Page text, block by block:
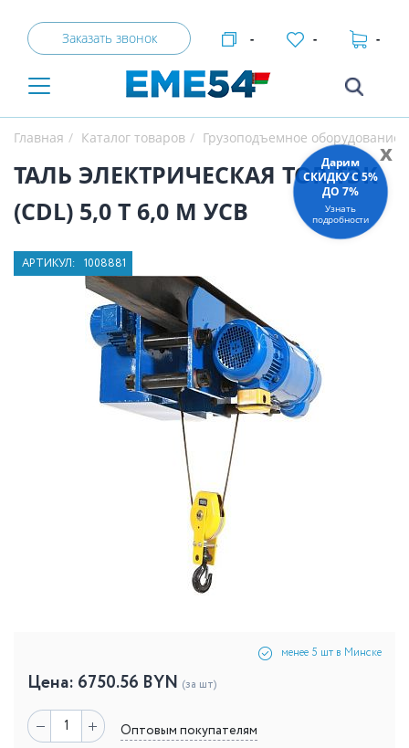
Заказать звонок - - -
Главная Каталог товаров Грузоподъемное оборудование
ТАЛЬ ЭЛЕКТРИЧЕСКАЯ TOR ТЭК
(CDL) 5,0 Т 6,0 М УСВ
АРТИКУЛ: 1008881
менее 5 шт в Минске
Цена: 6750.56 BYN (за шт)
Оптовым покупателям
x
Дарим
СКИДКУ C 5%
ДО 7%
Узнать
подробности